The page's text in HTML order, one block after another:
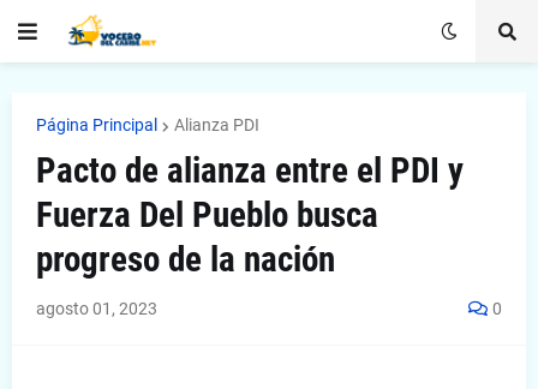
Página Principal Alianza PDI
Pacto de alianza entre el PDI y
Fuerza Del Pueblo busca
progreso de la nación
agosto 01, 2023 0